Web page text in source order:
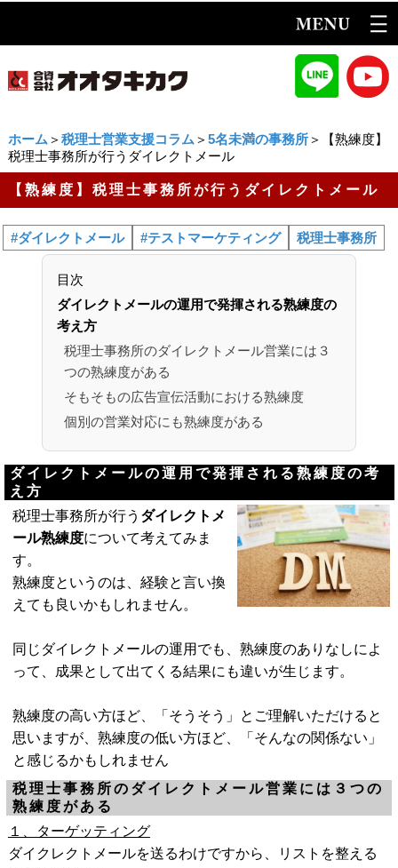
ホーム ＞ 税理士営業支援コラム ＞ 5名未満の事務所＞【熟練度】
税理士事務所が行うダイレクトメール
【熟練度】税理士事務所が行うダイレクトメール
#ダイレクトメール #テストマーケティング 税理士事務所
目次
ダイレクトメールの運用で発揮される熟練度の
考え方
税理士事務所のダイレクトメール営業には３
つの熟練度がある
そもそもの広告宣伝活動における熟練度
個別の営業対応にも熟練度がある
ダイレクトメールの運用で発揮される熟練度の考
え方
税理士事務所が行う ダイレクトメ
ール熟練度について考えてみま
す。
熟練度というのは、経験と言い換
えても良いかもしれません。
同じダイレクトメールの運用でも、熟練度のありなしによ
って、成果として出てくる結果にも違いが生じます。
熟練度の高い方ほど、「そうそう」とご理解いただけると
思いますが、熟練度の低い方ほど、「そんなの関係ない」
と感じるかもしれません
税理士事務所のダイレクトメール営業には３つの
熟練度がある
１、ターゲッティング
ダイクレクトメールを送るわけですから、リストを整える